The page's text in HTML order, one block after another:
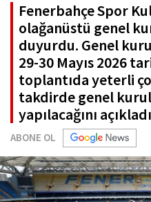
Fenerbahçe Spor
olağanüstü genel
duyurdu. Genel
29-30 Mayıs 2026
toplantıda yeterli
takdirde genel
yapılacağını
ABONE OL